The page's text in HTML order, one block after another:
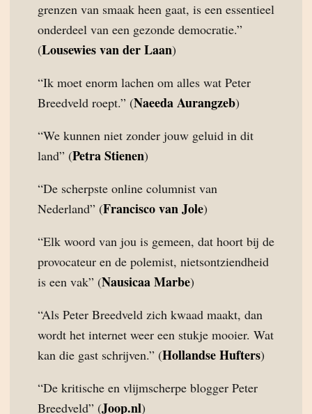
grenzen van smaak heen gaat, is een essentieel
onderdeel van een gezonde democratie.”
(Lousewies van der Laan)
“Ik moet enorm lachen om alles wat Peter
Breedveld roept.” (Naeeda Aurangzeb)
“We kunnen niet zonder jouw geluid in dit
land” (Petra Stienen)
“De scherpste online columnist van
Nederland” (Francisco van Jole)
“Elk woord van jou is gemeen, dat hoort bij de
provocateur en de polemist, nietsontziendheid
is een vak” (Nausicaa Marbe)
“Als Peter Breedveld zich kwaad maakt, dan
wordt het internet weer een stukje mooier. Wat
kan die gast schrijven.” (Hollandse Hufters)
“De kritische en vlijmscherpe blogger Peter
Breedveld” (Joop.nl)